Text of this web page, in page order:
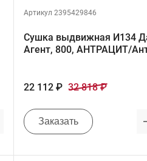
Артикул 2395429846
Сушка выдвижная И134
Агент, 800, АНТРАЦИТ/
22 112 ₽ 32 818 ₽
Заказать